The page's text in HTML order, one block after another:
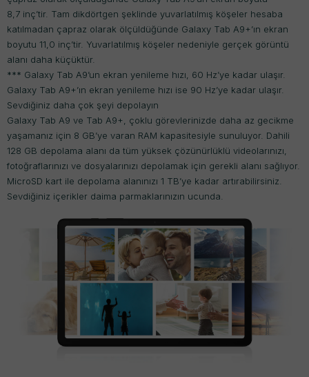
8,7 inç’tir. Tam dikdörtgen şeklinde yuvarlatılmış köşeler hesaba
katılmadan çapraz olarak ölçüldüğünde Galaxy Tab A9+’ın ekran
boyutu 11,0 inç’tir. Yuvarlatılmış köşeler nedeniyle gerçek görüntü
alanı daha küçüktür.
*** Galaxy Tab A9’un ekran yenileme hızı, 60 Hz’ye kadar ulaşır.
Galaxy Tab A9+’ın ekran yenileme hızı ise 90 Hz’ye kadar ulaşır.
Sevdiğiniz daha çok şeyi depolayın
Galaxy Tab A9 ve Tab A9+, çoklu görevlerinizde daha az gecikme
yaşamanız için 8 GB’ye varan RAM kapasitesiyle sunuluyor. Dahili
128 GB depolama alanı da tüm yüksek çözünürlüklü videolarınızı,
fotoğraflarınızı ve dosyalarınızı depolamak için gerekli alanı sağlıyor.
MicroSD kart ile depolama alanınızı 1 TB’ye kadar artırabilirsiniz.
Sevdiğiniz içerikler daima parmaklarınızın ucunda.